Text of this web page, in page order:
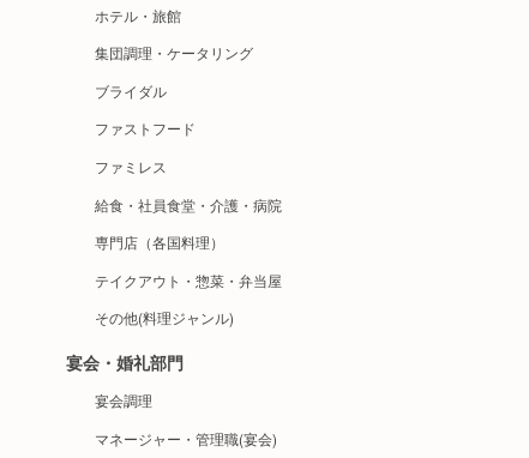
ホテル・旅館
集団調理・ケータリング
ブライダル
ファストフード
ファミレス
給食・社員食堂・介護・病院
専門店（各国料理）
テイクアウト・惣菜・弁当屋
その他(料理ジャンル)
宴会・婚礼部門
宴会調理
マネージャー・管理職(宴会)